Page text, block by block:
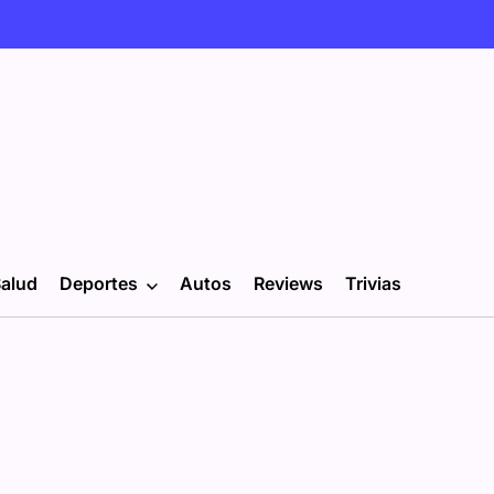
Deportes Autos Reviews Trivias